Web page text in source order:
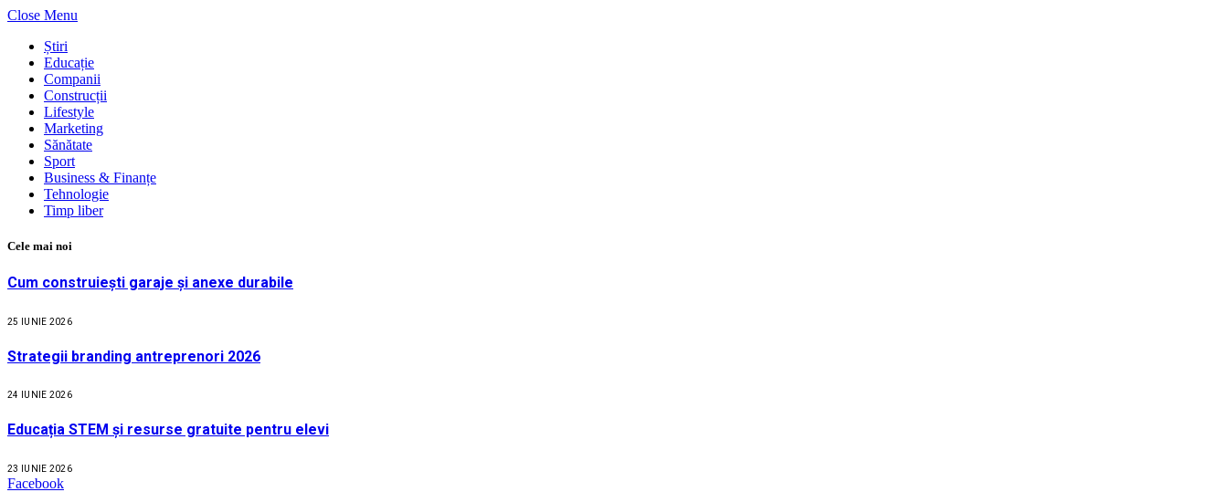
Close Menu
Știri
Educație
Companii
Construcții
Lifestyle
Marketing
Sănătate
Sport
Business & Finanțe
Tehnologie
Timp liber
Cele mai noi
Cum construiești garaje și anexe durabile
25 IUNIE 2026
Strategii branding antreprenori 2026
24 IUNIE 2026
Educația STEM și resurse gratuite pentru elevi
23 IUNIE 2026
Facebook